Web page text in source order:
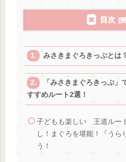
目次
みさきまぐろきっぷとは
「みさきまぐろきっぷ
すすめルート2選！
子どもも楽しい 王道ルー
し！まぐろを堪能！『うら
う！